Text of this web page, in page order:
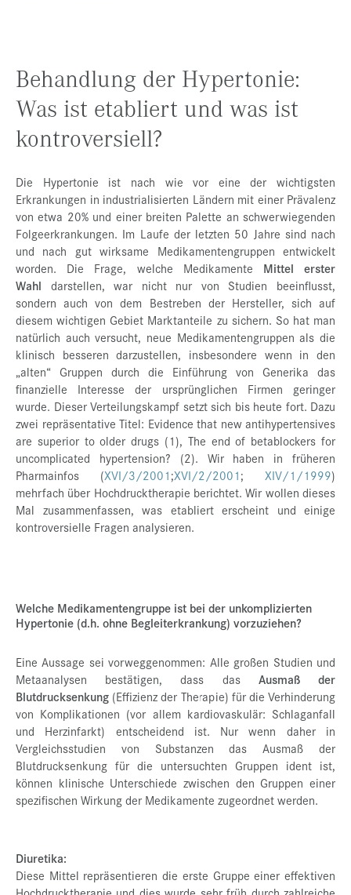
Behandlung der Hypertonie:
Was ist etabliert und was ist
kontroversiell?
Die Hypertonie ist nach wie vor eine der wichtigsten
Erkrankungen in industrialisierten Ländern mit einer Prävalenz
von etwa 20% und einer breiten Palette an schwerwiegenden
Folgeerkrankungen. Im Laufe der letzten 50 Jahre sind nach
und nach gut wirksame Medikamentengruppen entwickelt
worden. Die Frage, welche Medikamente Mittel erster
Wahl darstellen, war nicht nur von Studien beeinflusst,
sondern auch von dem Bestreben der Hersteller, sich auf
diesem wichtigen Gebiet Marktanteile zu sichern. So hat man
natürlich auch versucht, neue Medikamentengruppen als die
klinisch besseren darzustellen, insbesondere wenn in den
„alten“ Gruppen durch die Einführung von Generika das
finanzielle Interesse der ursprünglichen Firmen geringer
wurde. Dieser Verteilungskampf setzt sich bis heute fort. Dazu
zwei repräsentative Titel: Evidence that new antihypertensives
are superior to older drugs (1), The end of betablockers for
uncomplicated hypertension? (2). Wir haben in früheren
Pharmainfos (XVI/3/2001;XVI/2/2001; XIV/1/1999)
mehrfach über Hochdrucktherapie berichtet. Wir wollen dieses
Mal zusammenfassen, was etabliert erscheint und einige
kontroversielle Fragen analysieren.
Welche Medikamentengruppe ist bei der unkomplizierten
Hypertonie (d.h. ohne Begleiterkrankung) vorzuziehen?
Eine Aussage sei vorweggenommen: Alle großen Studien und
Metaanalysen bestätigen, dass das Ausmaß der
Blutdrucksenkung (Effizienz der Therapie) für die Verhinderung
von Komplikationen (vor allem kardiovaskulär: Schlaganfall
und Herzinfarkt) entscheidend ist. Nur wenn daher in
Vergleichsstudien von Substanzen das Ausmaß der
Blutdrucksenkung für die untersuchten Gruppen ident ist,
können klinische Unterschiede zwischen den Gruppen einer
spezifischen Wirkung der Medikamente zugeordnet werden.
Diuretika:
Diese Mittel repräsentieren die erste Gruppe einer effektiven